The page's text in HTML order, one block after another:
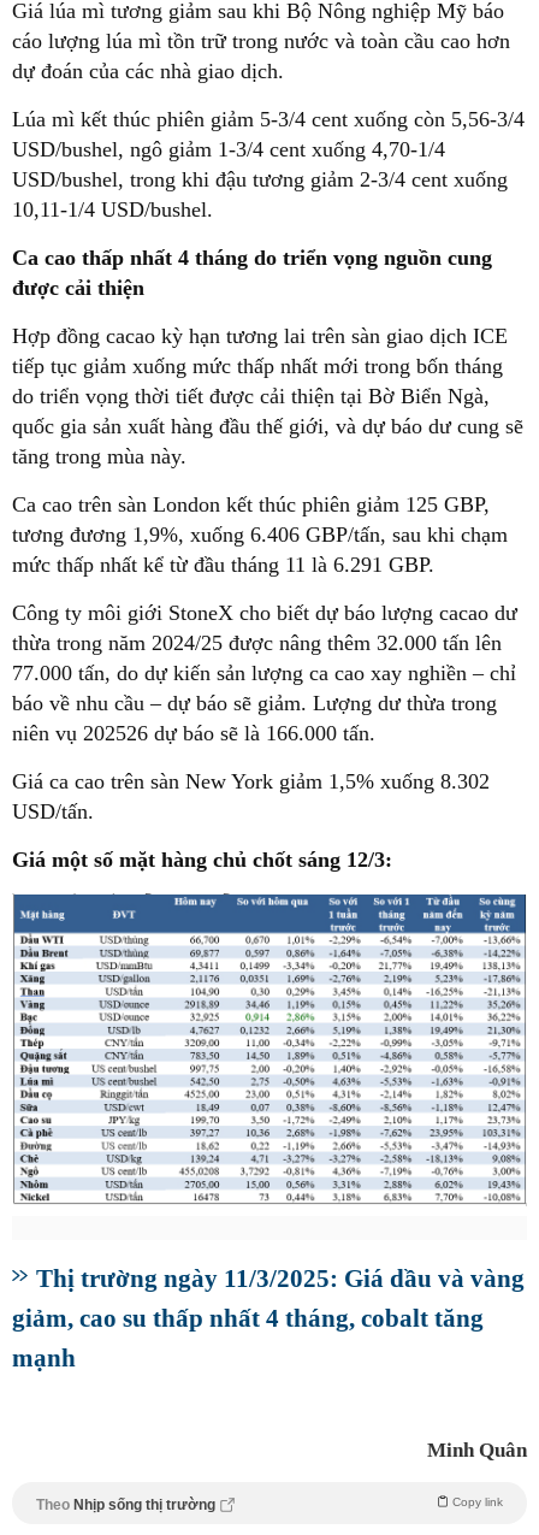
Giá lúa mì tương giảm sau khi Bộ Nông nghiệp Mỹ báo
cáo lượng lúa mì tồn trữ trong nước và toàn cầu cao hơn
dự đoán của các nhà giao dịch.
Lúa mì kết thúc phiên giảm 5-3/4 cent xuống còn 5,56-3/4
USD/bushel, ngô giảm 1-3/4 cent xuống 4,70-1/4
USD/bushel, trong khi đậu tương giảm 2-3/4 cent xuống
10,11-1/4 USD/bushel.
Ca cao thấp nhất 4 tháng do triển vọng nguồn cung
được cải thiện
Hợp đồng cacao kỳ hạn tương lai trên sàn giao dịch ICE
tiếp tục giảm xuống mức thấp nhất mới trong bốn tháng
do triển vọng thời tiết được cải thiện tại Bờ Biển Ngà,
quốc gia sản xuất hàng đầu thế giới, và dự báo dư cung sẽ
tăng trong mùa này.
Ca cao trên sàn London kết thúc phiên giảm 125 GBP,
tương đương 1,9%, xuống 6.406 GBP/tấn, sau khi chạm
mức thấp nhất kể từ đầu tháng 11 là 6.291 GBP.
Công ty môi giới StoneX cho biết dự báo lượng cacao dư
thừa trong năm 2024/25 được nâng thêm 32.000 tấn lên
77.000 tấn, do dự kiến sản lượng ca cao xay nghiền – chỉ
báo về nhu cầu – dự báo sẽ giảm. Lượng dư thừa trong
niên vụ 202526 dự báo sẽ là 166.000 tấn.
Giá ca cao trên sàn New York giảm 1,5% xuống 8.302
USD/tấn.
Giá một số mặt hàng chủ chốt sáng 12/3:
Thị trường ngày 11/3/2025: Giá dầu và vàng
giảm, cao su thấp nhất 4 tháng, cobalt tăng
mạnh
Minh Quân
Theo Nhịp sống thị trường Copy link